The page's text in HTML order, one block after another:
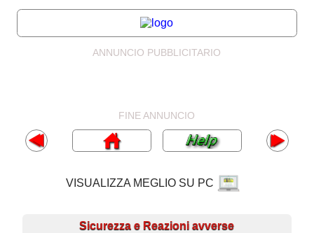
ANNUNCIO PUBBLICITARIO
FINE ANNUNCIO
VISUALIZZA MEGLIO SU PC
Sicurezza e Reazioni avverse